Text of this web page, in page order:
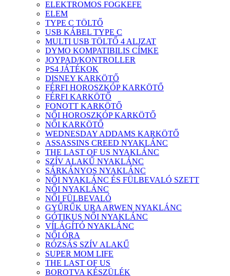
ELEKTROMOS FOGKEFE
ELEM
TYPE C TÖLTŐ
USB KÁBEL TYPE C
MULTI USB TÖLTŐ 4 ALJZAT
DYMO KOMPATIBILIS CÍMKE
JOYPAD/KONTROLLER
PS4 JÁTÉKOK
DISNEY KARKÖTŐ
FÉRFI HOROSZKÓP KARKÖTŐ
FÉRFI KARKÖTŐ
FONOTT KARKÖTŐ
NŐI HOROSZKÓP KARKÖTŐ
NŐI KARKÖTŐ
WEDNESDAY ADDAMS KARKÖTŐ
ASSASSINS CREED NYAKLÁNC
THE LAST OF US NYAKLÁNC
SZÍV ALAKŰ NYAKLÁNC
SÁRKÁNYOS NYAKLÁNC
NŐI NYAKLÁNC ÉS FÜLBEVALÓ SZETT
NŐI NYAKLÁNC
NŐI FÜLBEVALÓ
GYŰRŰK URA ARWEN NYAKLÁNC
GÓTIKUS NŐI NYAKLÁNC
VÍLÁGÍTÓ NYAKLÁNC
NŐI ÓRA
RÓZSÁS SZÍV ALAKŰ
SUPER MOM LIFE
THE LAST OF US
BOROTVA KÉSZÜLÉK